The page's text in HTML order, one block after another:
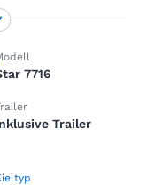
7716
Trailer